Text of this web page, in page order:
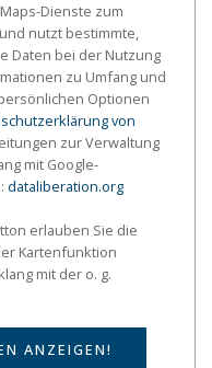
Dienste zum
nutzt bestimmte,
Daten bei der Nutzung
zu Umfang und
Optionen
von
zur Verwaltung
mit Google-
dataliberation.org
erlauben Sie die
Kartenfunktion
mit der o. g.
ANZEIGEN!